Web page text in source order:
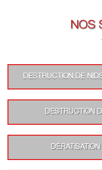
NOS
DESTRUCTION DE
DESTRUCTION